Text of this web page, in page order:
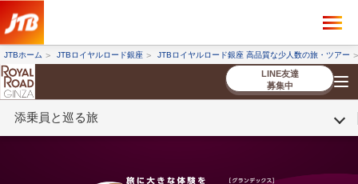
JTBホーム JTBロイヤルロード銀座 JTBロイヤルロード銀座 高品質な少人数の旅・ツアー
LINE友達
募集中
添乗員と巡る旅
の流れ
なさまへ
条件から探す
条件から探す
ツアーを探す ×
海外ツアー 国内ツアー